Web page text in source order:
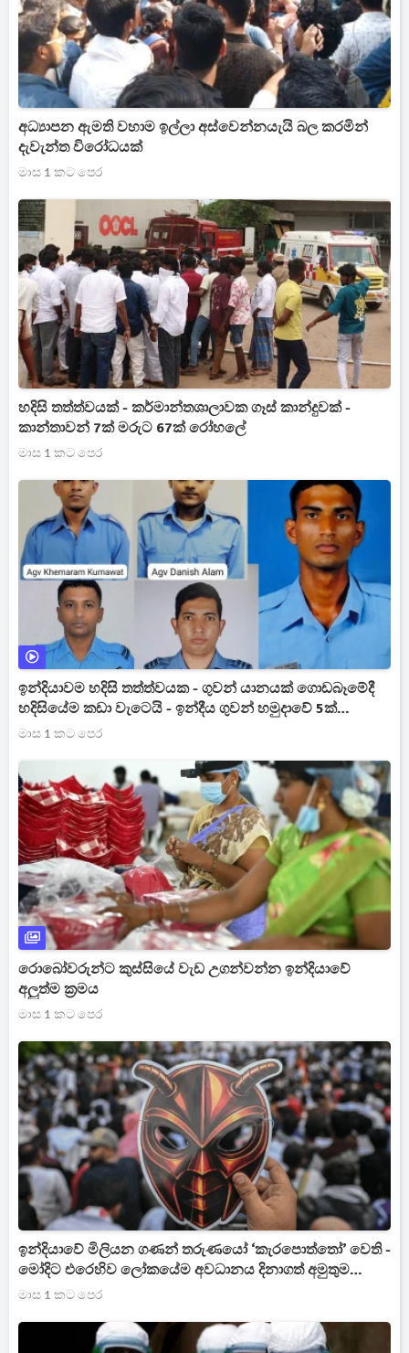
අධ්‍යාපන ඇමති වහාම ඉල්ලා අස්වෙන්නයැයි බල කරමින්
දැවැන්ත විරෝධයක්
මාස 1 කට පෙර
හදිසි තත්ත්වයක් - කර්මාන්තශාලාවක ගෑස් කාන්දුවක් -
කාන්තාවන් 7ක් මරුට 67ක් රෝහලේ
මාස 1 කට පෙර
ඉන්දියාවම හදිසි තත්ත්වයක - ගුවන් යානයක් ගොඩබෑමේදී
හදිසියේම කඩා වැටෙයි - ඉන්දීය ගුවන් හමුදාවේ 5ක්
ජීවිතක්ෂයට [VIDEO] [IMAGE]
මාස 1 කට පෙර
රොබෝවරුන්ට කුස්සියේ වැඩ උගන්වන්න ඉන්දියාවේ
අලුත්ම ක්‍රමය
මාස 1 කට පෙර
ඉන්දියාවේ මිලියන ගණන් තරුණයෝ ‘කැරපොත්තෝ’ වෙති -
මෝදිට එරෙහිව ලෝකයේම අවධානය දිනාගත් අමුතුම
කැරැල්ල
මාස 1 කට පෙර